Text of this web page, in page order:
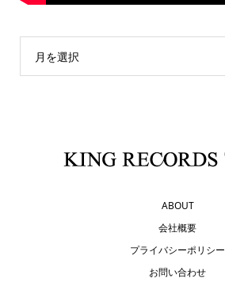
月を選択
ABOUT
会社概要
プライバシーポリシー
お問い合わせ